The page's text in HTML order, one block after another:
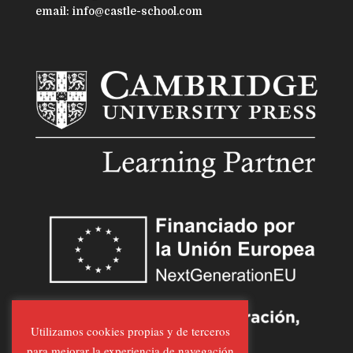
email: info@castle-school.com
Utilizamos cookies propias y de terceros